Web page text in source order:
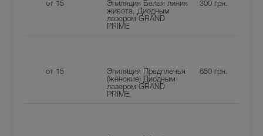
от 15
Эпиляция Белая линия
живота, Диодным
лазером GRAND
PRIME
300грн.
от 15
Эпиляция Предплечья
(женские) Диодным
лазером GRAND
PRIME
650грн.